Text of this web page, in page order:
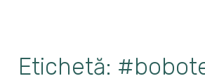
Etichetă: